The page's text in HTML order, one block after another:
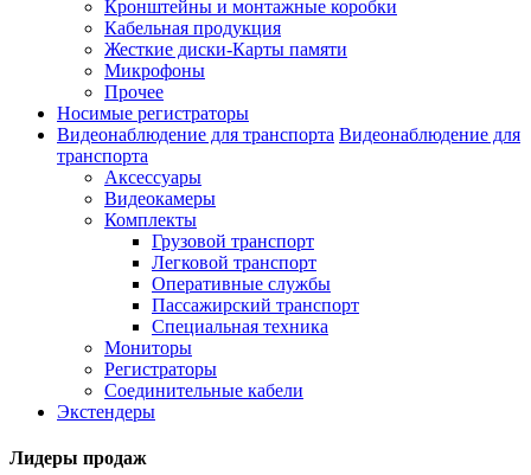
Кронштейны и монтажные коробки
Кабельная продукция
Жесткие диски-Карты памяти
Микрофоны
Прочее
Носимые регистраторы
Видеонаблюдение для транспорта Видеонаблюдение для
транспорта
Аксессуары
Видеокамеры
Комплекты
Грузовой транспорт
Легковой транспорт
Оперативные службы
Пассажирский транспорт
Специальная техника
Мониторы
Регистраторы
Соединительные кабели
Экстендеры
Лидеры продаж